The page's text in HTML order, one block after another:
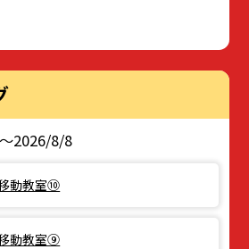
2026/8/8
動教室⑩
動教室⑨